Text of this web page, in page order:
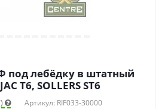
лебёдку в штатный
T6, SOLLERS ST6
Артикул: RIF033-30000